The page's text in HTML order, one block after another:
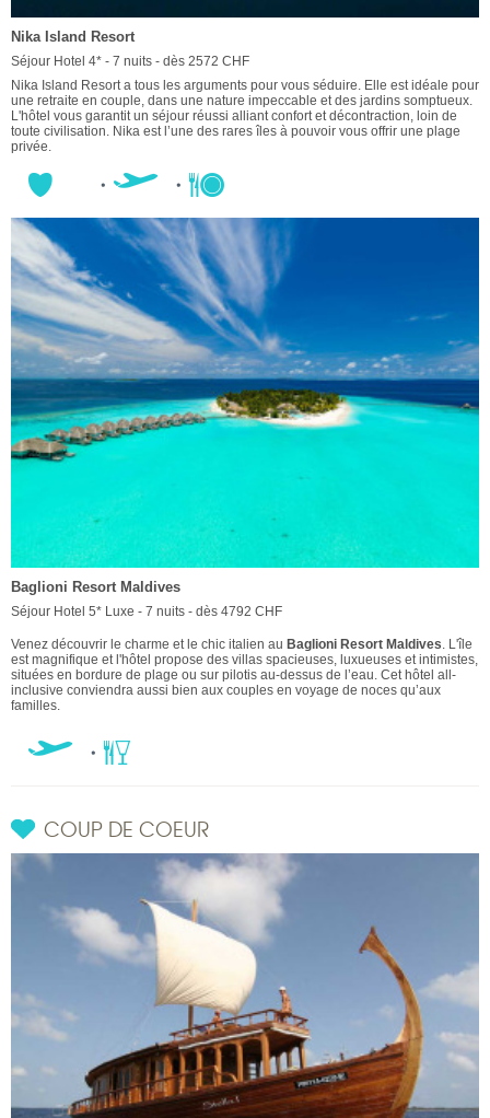
Nika Island Resort
Séjour Hotel 4* - 7 nuits - dès 2572 CHF
Nika Island Resort a tous les arguments pour vous séduire. Elle est idéale pour
une retraite en couple, dans une nature impeccable et des jardins somptueux.
L'hôtel vous garantit un séjour réussi alliant confort et décontraction, loin de
toute civilisation. Nika est l’une des rares îles à pouvoir vous offrir une plage
privée.
Baglioni Resort Maldives
Séjour Hotel 5* Luxe - 7 nuits - dès 4792 CHF
Venez découvrir le charme et le chic italien au Baglioni Resort Maldives . L'île
est magnifique et l'hôtel propose des villas spacieuses, luxueuses et intimistes,
situées en bordure de plage ou sur pilotis au-dessus de l’eau. Cet hôtel all-
inclusive conviendra aussi bien aux couples en voyage de noces qu’aux
familles.
COUP DE COEUR